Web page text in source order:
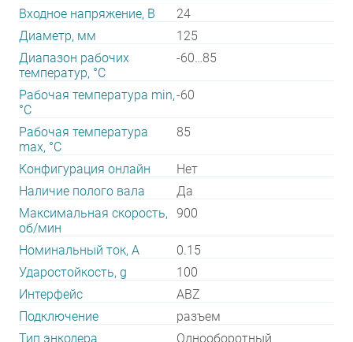
Входное напряжение, В
24
Диаметр, мм
125
Диапазон рабочих
температур, °С
-60…85
Рабочая температура min,
°С
-60
Рабочая температура
max, °С
85
Конфигурация онлайн
Нет
Наличие полого вала
Да
Максимальная скорость,
об/мин
900
Номинальный ток, А
0.15
Ударостойкость, g
100
Интерфейс
ABZ
Подключение
разъем
Тип энкодера
Однооборотный